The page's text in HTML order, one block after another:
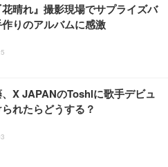
晴れ』撮影現場でサプライズバ
りのアルバムに感激
、X JAPANのToshlに歌手デビュ
れたらどうする？